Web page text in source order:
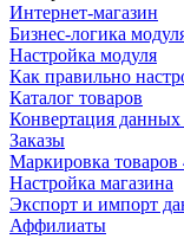
Интернет-магазин
Бизнес-логика
Настройка модуля
Как правильно
Каталог товаров
Конвертация данных
Заказы
Маркировка
Настройка магазина
Экспорт и импорт
Аффилиаты